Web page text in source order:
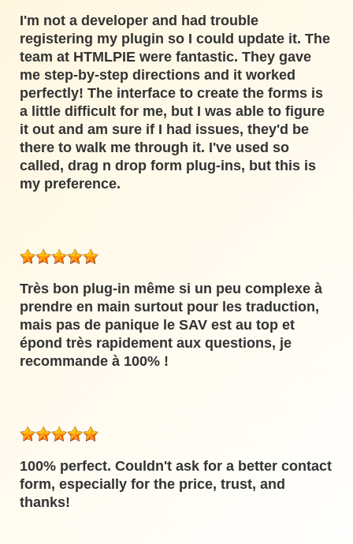
I'm not a developer and had trouble
registering my plugin so I could update it. The
team at HTMLPIE were fantastic. They gave
me step-by-step directions and it worked
perfectly! The interface to create the forms is
a little difficult for me, but I was able to figure
it out and am sure if I had issues, they'd be
there to walk me through it. I've used so
called, drag n drop form plug-ins, but this is
my preference.
Très bon plug-in même si un peu complexe à
prendre en main surtout pour les traduction,
mais pas de panique le SAV est au top et
épond très rapidement aux questions, je
recommande à 100% !
100% perfect. Couldn't ask for a better contact
form, especially for the price, trust, and
thanks!